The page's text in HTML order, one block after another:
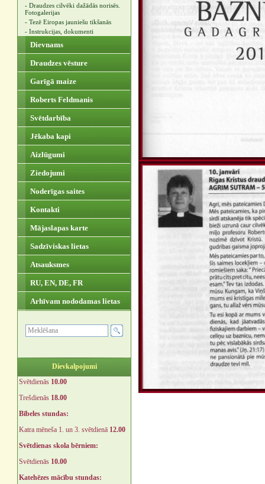
- Draudzes cilvēki dažādās norisēs.
Fotogalerijas
- Tezē Eiropas jauniešu tikšanās
- Instrukcijas, dokumenti
Dievnams
Draudzes vēsture
Garīgā maize
Roberts Feldmanis
Svētdarbība
Jēkaba kapi
Aizlūgumi
Ziedojumi
Noderīgas saites
Kontakti
Mājaslapas karte
Sadzīviskas lietas
Atsauksmes
RU, EN, DE, FR
Arhīvam nododamas lietas
Dievkalpojumi
Svētdienās 10.00
Trešdienās 18.00
Bībeles stundas:
Katra mēneša 1. un 3. svētdienā 12.00
Svētdienas skola bērniem:
Svētdienās 10.00
Katehēzes mācību stundas: